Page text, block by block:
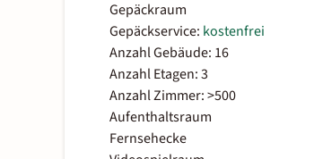
Gepäckraum
Gepäckservice: kostenfrei
Anzahl Gebäude: 16
Anzahl Etagen: 3
Anzahl Zimmer: >500
Aufenthaltsraum
Fernsehecke